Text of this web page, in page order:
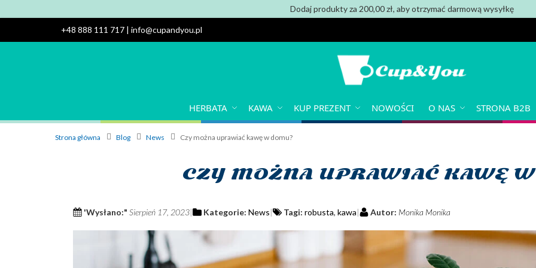
Dodaj produkty za 200,00 zł, aby otrzymać darmową wysyłkę
+48 888 111 717 | info@cupandyou.pl
HERBATA KAWA KUP PREZENT NOWOŚCI O NAS STRONA B2B
Strona główna Blog News Czy można uprawiać kawę w domu?
CZY MOŻNA UPRAWIAĆ KAWĘ
'Wysłano:" Sierpień 17, 2023 Kategorie: News Tagi: robusta,kawa Autor: Monika Monika